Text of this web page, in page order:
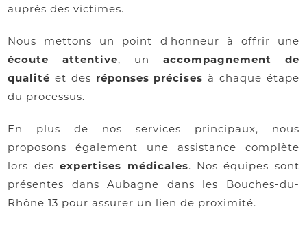
auprès des victimes.
Nous mettons un point d'honneur à offrir une
écoute attentive, un accompagnement de
qualité et des réponses précises à chaque étape
du processus.
En plus de nos services principaux, nous
proposons également une assistance complète
lors desexpertises médicales. Nos équipes sont
présentes dans Aubagne dans les Bouches-du-
Rhône 13 pour assurer un lien de proximité.